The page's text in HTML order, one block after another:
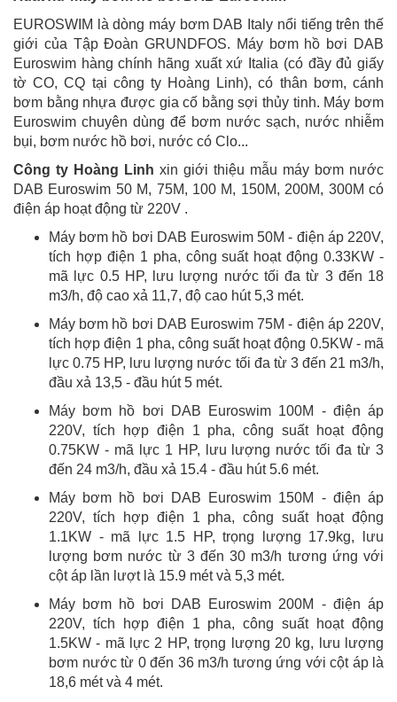
EUROSWIM là dòng máy bơm DAB Italy nổi tiếng trên thế
giới của Tập Đoàn GRUNDFOS. Máy bơm hồ bơi DAB
Euroswim hàng chính hãng xuất xứ Italia (có đầy đủ giấy
tờ CO, CQ tại công ty Hoàng Linh), có thân bơm, cánh
bơm bằng nhựa được gia cố bằng sợi thủy tinh. Máy bơm
Euroswim chuyên dùng để bơm nước sạch, nước nhiễm
bụi, bơm nước hồ bơi, nước có Clo...
Công ty Hoàng Linh xin giới thiệu mẫu máy bơm nước
DAB Euroswim 50 M, 75M, 100 M, 150M, 200M, 300M có
điện áp hoạt động từ 220V .
Máy bơm hồ bơi DAB Euroswim 50M - điện áp 220V,
tích hợp điện 1 pha, công suất hoạt động 0.33KW -
mã lực 0.5 HP, lưu lượng nước tối đa từ 3 đến 18
m3/h, độ cao xả 11,7, độ cao hút 5,3 mét.
Máy bơm hồ bơi DAB Euroswim 75M - điện áp 220V,
tích hợp điện 1 pha, công suất hoạt động 0.5KW - mã
lực 0.75 HP, lưu lượng nước tối đa từ 3 đến 21 m3/h,
đầu xả 13,5 - đầu hút 5 mét.
Máy bơm hồ bơi DAB Euroswim 100M - điện áp
220V, tích hợp điện 1 pha, công suất hoạt động
0.75KW - mã lực 1 HP, lưu lượng nước tối đa từ 3
đến 24 m3/h, đầu xả 15.4 - đầu hút 5.6 mét.
Máy bơm hồ bơi DAB Euroswim 150M - điện áp
220V, tích hợp điện 1 pha, công suất hoạt động
1.1KW - mã lực 1.5 HP, trọng lượng 17.9kg, lưu
lượng bơm nước từ 3 đến 30 m3/h tương ứng với
cột áp lần lượt là 15.9 mét và 5,3 mét.
Máy bơm hồ bơi DAB Euroswim 200M - điện áp
220V, tích hợp điện 1 pha, công suất hoạt động
1.5KW - mã lực 2 HP, trọng lượng 20 kg, lưu lượng
bơm nước từ 0 đến 36 m3/h tương ứng với cột áp là
18,6 mét và 4 mét.